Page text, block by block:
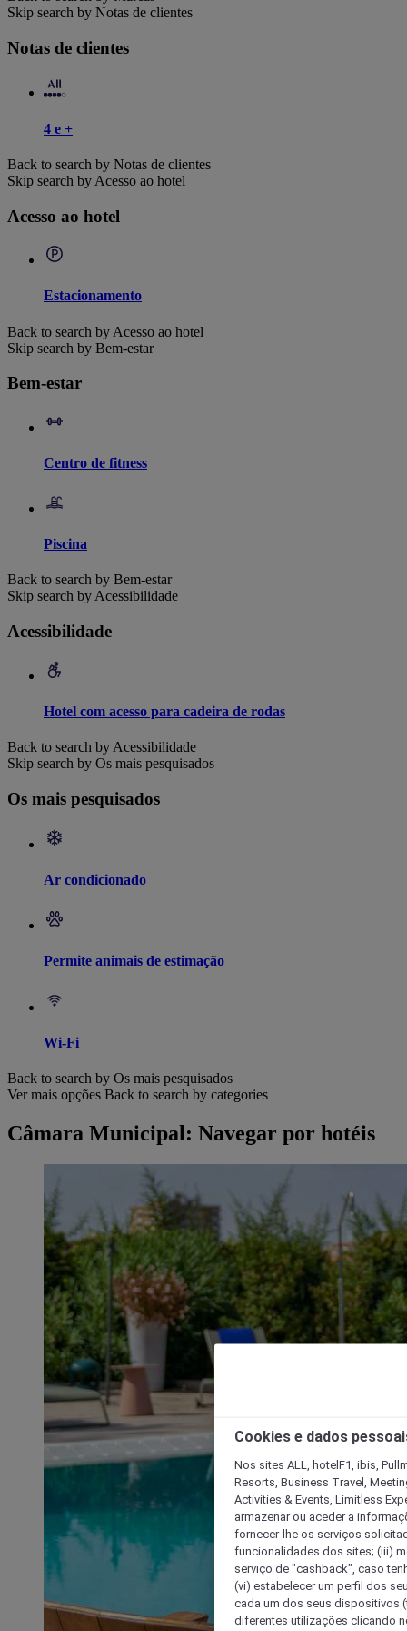
Skip search by Notas de clientes
Notas de clientes
4 e +
Back to search by Notas de clientes
Skip search by Acesso ao hotel
Acesso ao hotel
Estacionamento
Back to search by Acesso ao hotel
Skip search by Bem-estar
Bem-estar
Centro de fitness
Piscina
Back to search by Bem-estar
Skip search by Acessibilidade
Acessibilidade
Hotel com acesso para cadeira de rodas
Back to search by Acessibilidade
Skip search by Os mais pesquisados
Os mais pesquisados
Ar condicionado
Permite animais de estimação
Wi-Fi
Back to search by Os mais pesquisados
Ver mais opções Back to search by categories
Câmara Municipal: Navegar por hotéis
Cookies e dados
Nos sites ALL, hotelF1, ibis,
Resorts, Business Travel,
Activities & Events, Limitless
armazenar ou aceder a
fornecer-lhe os serviços
funcionalidades dos sites; (iii)
serviço de "cashback", caso
(vi) estabelecer um perfil dos
cada um dos seus dispositivos
diferentes utilizações clicando